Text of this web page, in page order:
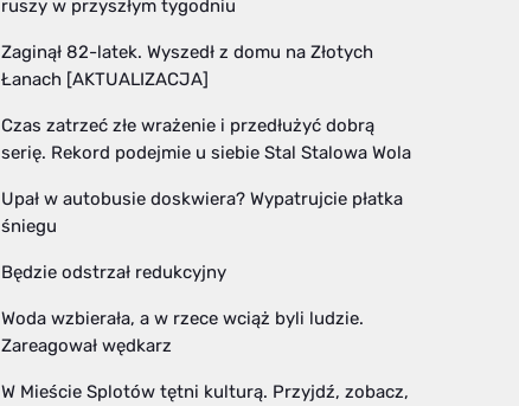
ruszy w przyszłym tygodniu
Zaginął 82-latek. Wyszedł z domu na Złotych
Łanach [AKTUALIZACJA]
Czas zatrzeć złe wrażenie i przedłużyć dobrą
serię. Rekord podejmie u siebie Stal Stalowa Wola
Upał w autobusie doskwiera? Wypatrujcie płatka
śniegu
Będzie odstrzał redukcyjny
Woda wzbierała, a w rzece wciąż byli ludzie.
Zareagował wędkarz
W Mieście Splotów tętni kulturą. Przyjdź, zobacz,